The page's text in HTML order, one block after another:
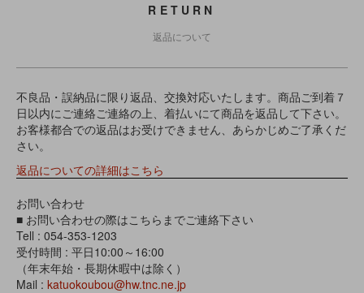
RETURN
返品について
不良品・誤納品に限り返品、交換対応いたします。商品ご到着７
日以内にご連絡ご連絡の上、着払いにて商品を返品して下さい。
お客様都合での返品はお受けできません、あらかじめご了承くだ
さい。
返品についての詳細はこちら
お問い合わせ
■ お問い合わせの際はこちらまでご連絡下さい
Tell : 054-353-1203
受付時間 : 平日10:00～16:00
（年末年始・長期休暇中は除く）
Mail : katuokoubou@hw.tnc.ne.jp